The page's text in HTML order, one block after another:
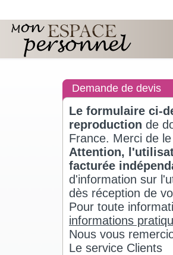
Demande de devis
Le formulaire ci-
reproduction de
France. Merci de
Attention,
facturée
d'information sur
dès réception de
Pour toute
informations
Nous vous
Le service Clients